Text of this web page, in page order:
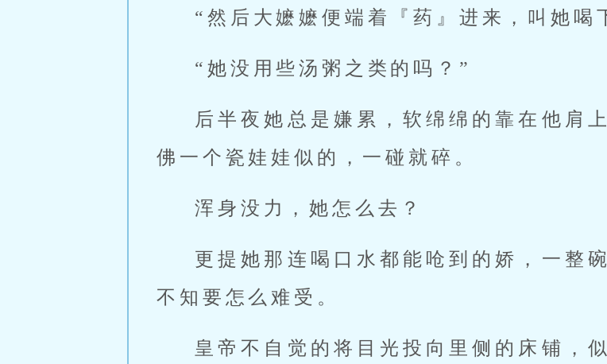
“然后大嬷嬷便端着『药』进来，叫她喝
“她没用些汤粥之类的吗？”
后半夜她总是嫌累，软绵绵的靠在他肩
佛一个瓷娃娃似的，一碰就碎。
浑身没力，她怎么去？
更提她那连喝口水都能呛到的娇，一整
不知要怎么难受。
皇帝不自觉的将目光投向里侧的床铺，